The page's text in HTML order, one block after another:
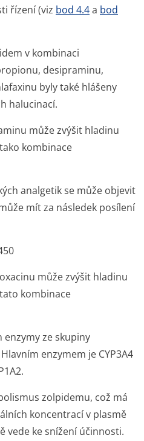
řízení (viz bod 4.4a bod
v kombinaci
desipraminu,
byly také hlášeny
halucinací.
může zvýšit hladinu
kombinace
analgetik se může objevit
mít za následek posílení
může zvýšit hladinu
kombinace
ze skupiny
enzymem je CYP3A4
zolpidemu, což má
koncentrací v plasmě
vede ke snížení účinnosti.